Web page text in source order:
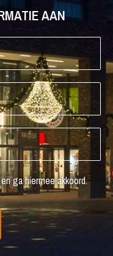
AAN
ga hiermee akkoord.